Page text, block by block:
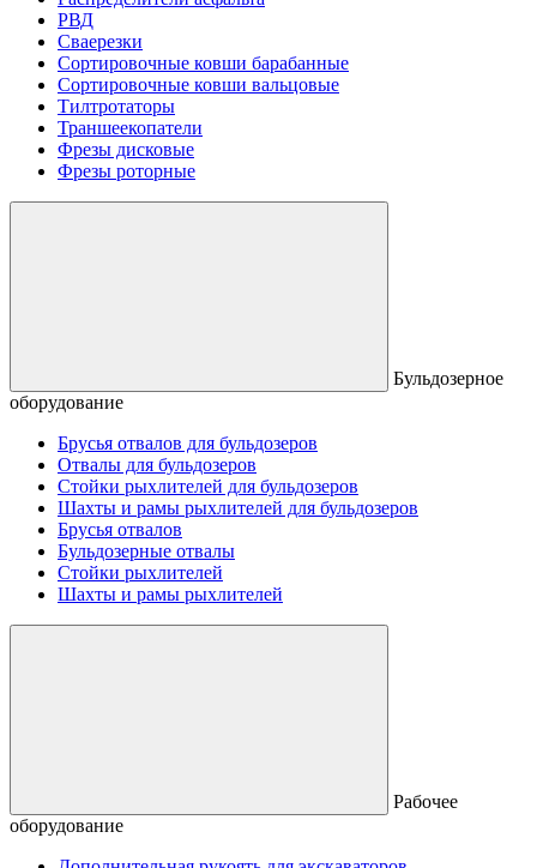
РВД
Сваерезки
Сортировочные ковши барабанные
Сортировочные ковши вальцовые
Тилтротаторы
Траншеекопатели
Фрезы дисковые
Фрезы роторные
Бульдозерное
оборудование
Брусья отвалов для бульдозеров
Отвалы для бульдозеров
Стойки рыхлителей для бульдозеров
Шахты и рамы рыхлителей для бульдозеров
Брусья отвалов
Бульдозерные отвалы
Стойки рыхлителей
Шахты и рамы рыхлителей
Рабочее
оборудование